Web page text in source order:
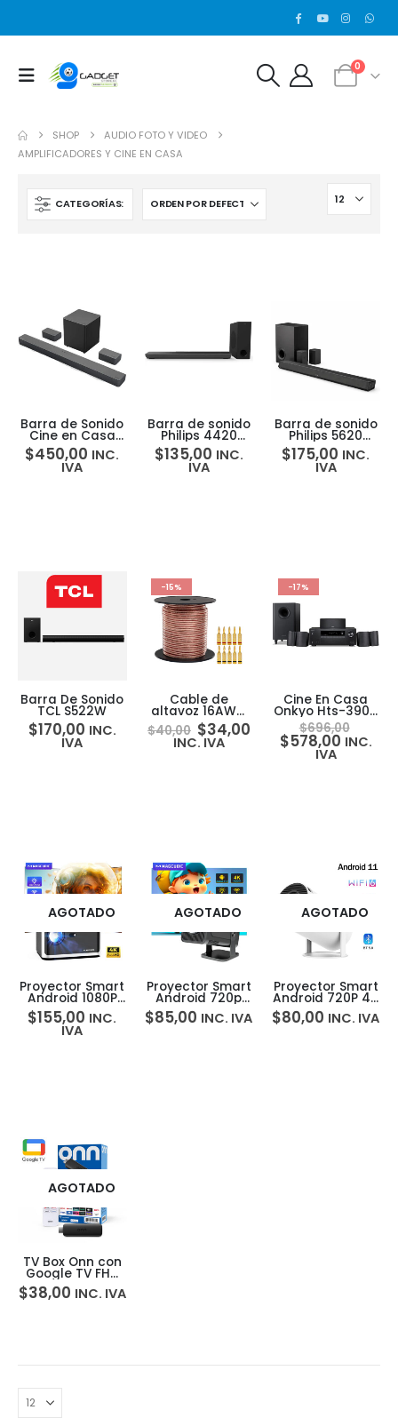
0
SHOP
AUDIO FOTO Y VIDEO
AMPLIFICADORES Y CINE EN CASA
CATEGORÍAS:
Barra de Sonido
Cine en Casa
VIZIO M-Series
5.1 Dolby Atmos
DTS:X M51ax-J6
$450,00 INC.
IVA
Barra de sonido
Philips 4420
5PHIBS1
$135,00 INC.
IVA
Barra de sonido
Philips 5620
5PHIBS2
$175,00 INC.
IVA
Barra De Sonido
TCL S522W
$170,00 INC.
IVA
-15%
Cable de
altavoz 16AWG
cubierta PVC +
conectores
banana x10 Oro
$40,00 $34,00
INC. IVA
-17%
Cine En Casa
Onkyo Hts-3900
5.1 Recibidor +
Set 5 Parlantes +
Bajo
$696,00
$578,00 INC.
IVA
AGOTADO
Proyector Smart
Android 1080P
580ANSI
Magcubic HY350
Pro
$155,00 INC.
IVA
AGOTADO
Proyector Smart
Android 720p
300ANSI
Magcubic HY320
$85,00 INC. IVA
AGOTADO
Proyector Smart
Android 720P 4K
HY300 Pro
$80,00 INC. IVA
AGOTADO
TV Box Onn con
Google TV FHD
Android TV
Chromecast
$38,00 INC. IVA